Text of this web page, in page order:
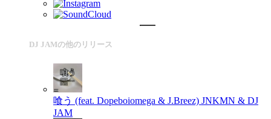
DJ JAMの他のリリース
喰う (feat. Dopeboiomega & J.Breez) JNKMN & DJ
JAM